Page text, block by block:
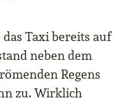
Taxi bereits auf
neben dem
Regens
zu. Wirklich